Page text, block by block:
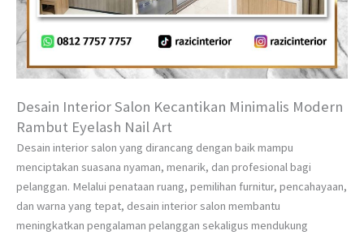
Desain Interior Salon Kecantikan Minimalis Modern
Rambut Eyelash Nail Art
Desain interior salon yang dirancang dengan baik mampu
menciptakan suasana nyaman, menarik, dan profesional bagi
pelanggan. Melalui penataan ruang, pemilihan furnitur, pencahayaan,
dan warna yang tepat, desain interior salon membantu
meningkatkan pengalaman pelanggan sekaligus mendukung